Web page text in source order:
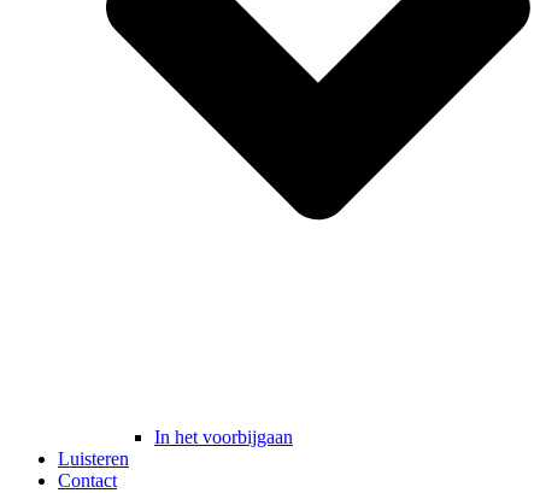
In het voorbijgaan
Luisteren
Contact